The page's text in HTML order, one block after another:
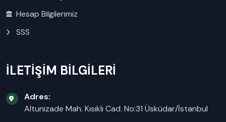
Hesap Bilgilerimiz
SSS
İLETİŞİM BİLGİLERİ
Adres:
Altunizade Mah. Kısıklı Cad. No:31 Üsküdar/İstanbul